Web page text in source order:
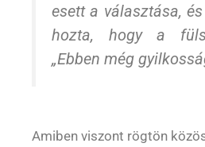
esett a választása,
hozta, hogy a
„Ebben még
Amiben viszont rögtön